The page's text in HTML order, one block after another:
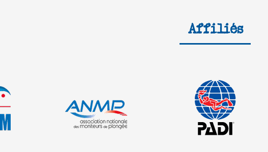
Affiliés